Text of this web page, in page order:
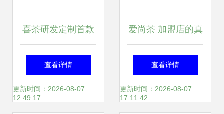
喜茶研发定制首款
新茶饮专用奶 从茶
叶内卷到奶源革
查看详情
更新时间：2026-08-07
12:49:17
爱尚茶 加盟店的真
实体验与茶叶品质
全解析
查看详情
更新时间：2026-08-07
17:11:42